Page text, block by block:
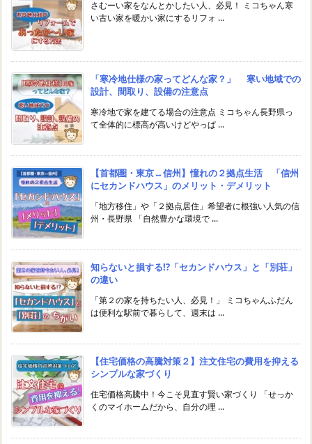
さむーい家をなんとかしたい人、必見！ ミコちゃん寒
い古い家を暖かい家にするリフォ ...
「寒冷地仕様の家ってどんな家？」 寒い地域での
設計、間取り、設備の注意点
寒冷地で家を建てる場合の注意点 ミコちゃん長野県っ
て全体的に標高が高いけどやっぱ ...
【首都圏・東京↔︎信州】憧れの２拠点生活 「信州
にセカンドハウス」のメリット・デメリット
「地方移住」や「２拠点居住」希望者に根強い人気の信
州・長野県 「自然豊かな環境で ...
知らないと損する!?「セカンドハウス」と「別荘」
の違い
「第２の家を持ちたい人、必見！」 ミコちゃんふだん
は便利な駅前で暮らして、週末は ...
【住宅価格の高騰対策２】注文住宅の費用を抑える
シンプルな家づくり
住宅価格高騰中！今こそ見直す賢い家づくり 「せっか
くのマイホームだから、自分の理 ...